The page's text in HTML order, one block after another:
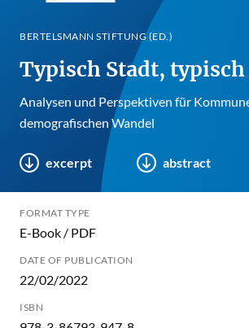
BERTELSMANN STIFTUNG (ED.)
Typisch Stadt, typisch
Analysen und Perspektiven für
demografischen Wandel
excerpt abstract
FORMAT TYPE
E-Book / PDF
DATE OF PUBLICATION
22/02/2022
ISBN